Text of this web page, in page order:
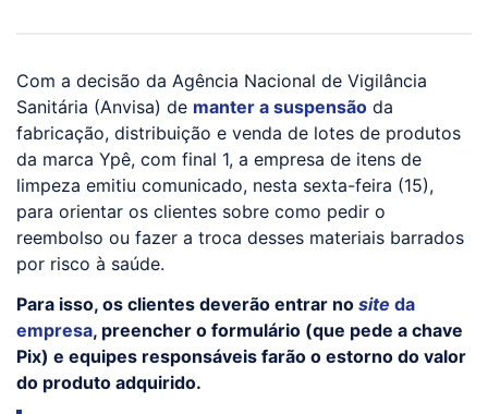
Com a decisão da Agência Nacional de Vigilância
Sanitária (Anvisa) de manter a suspensão da
fabricação, distribuição e venda de lotes de produtos
da marca Ypê, com final 1, a empresa de itens de
limpeza emitiu comunicado, nesta sexta-feira (15),
para orientar os clientes sobre como pedir o
reembolso ou fazer a troca desses materiais barrados
por risco à saúde.
Para isso, os clientes deverão entrar no site da
empresa, preencher o formulário (que pede a chave
Pix) e equipes responsáveis farão o estorno do valor
do produto adquirido.